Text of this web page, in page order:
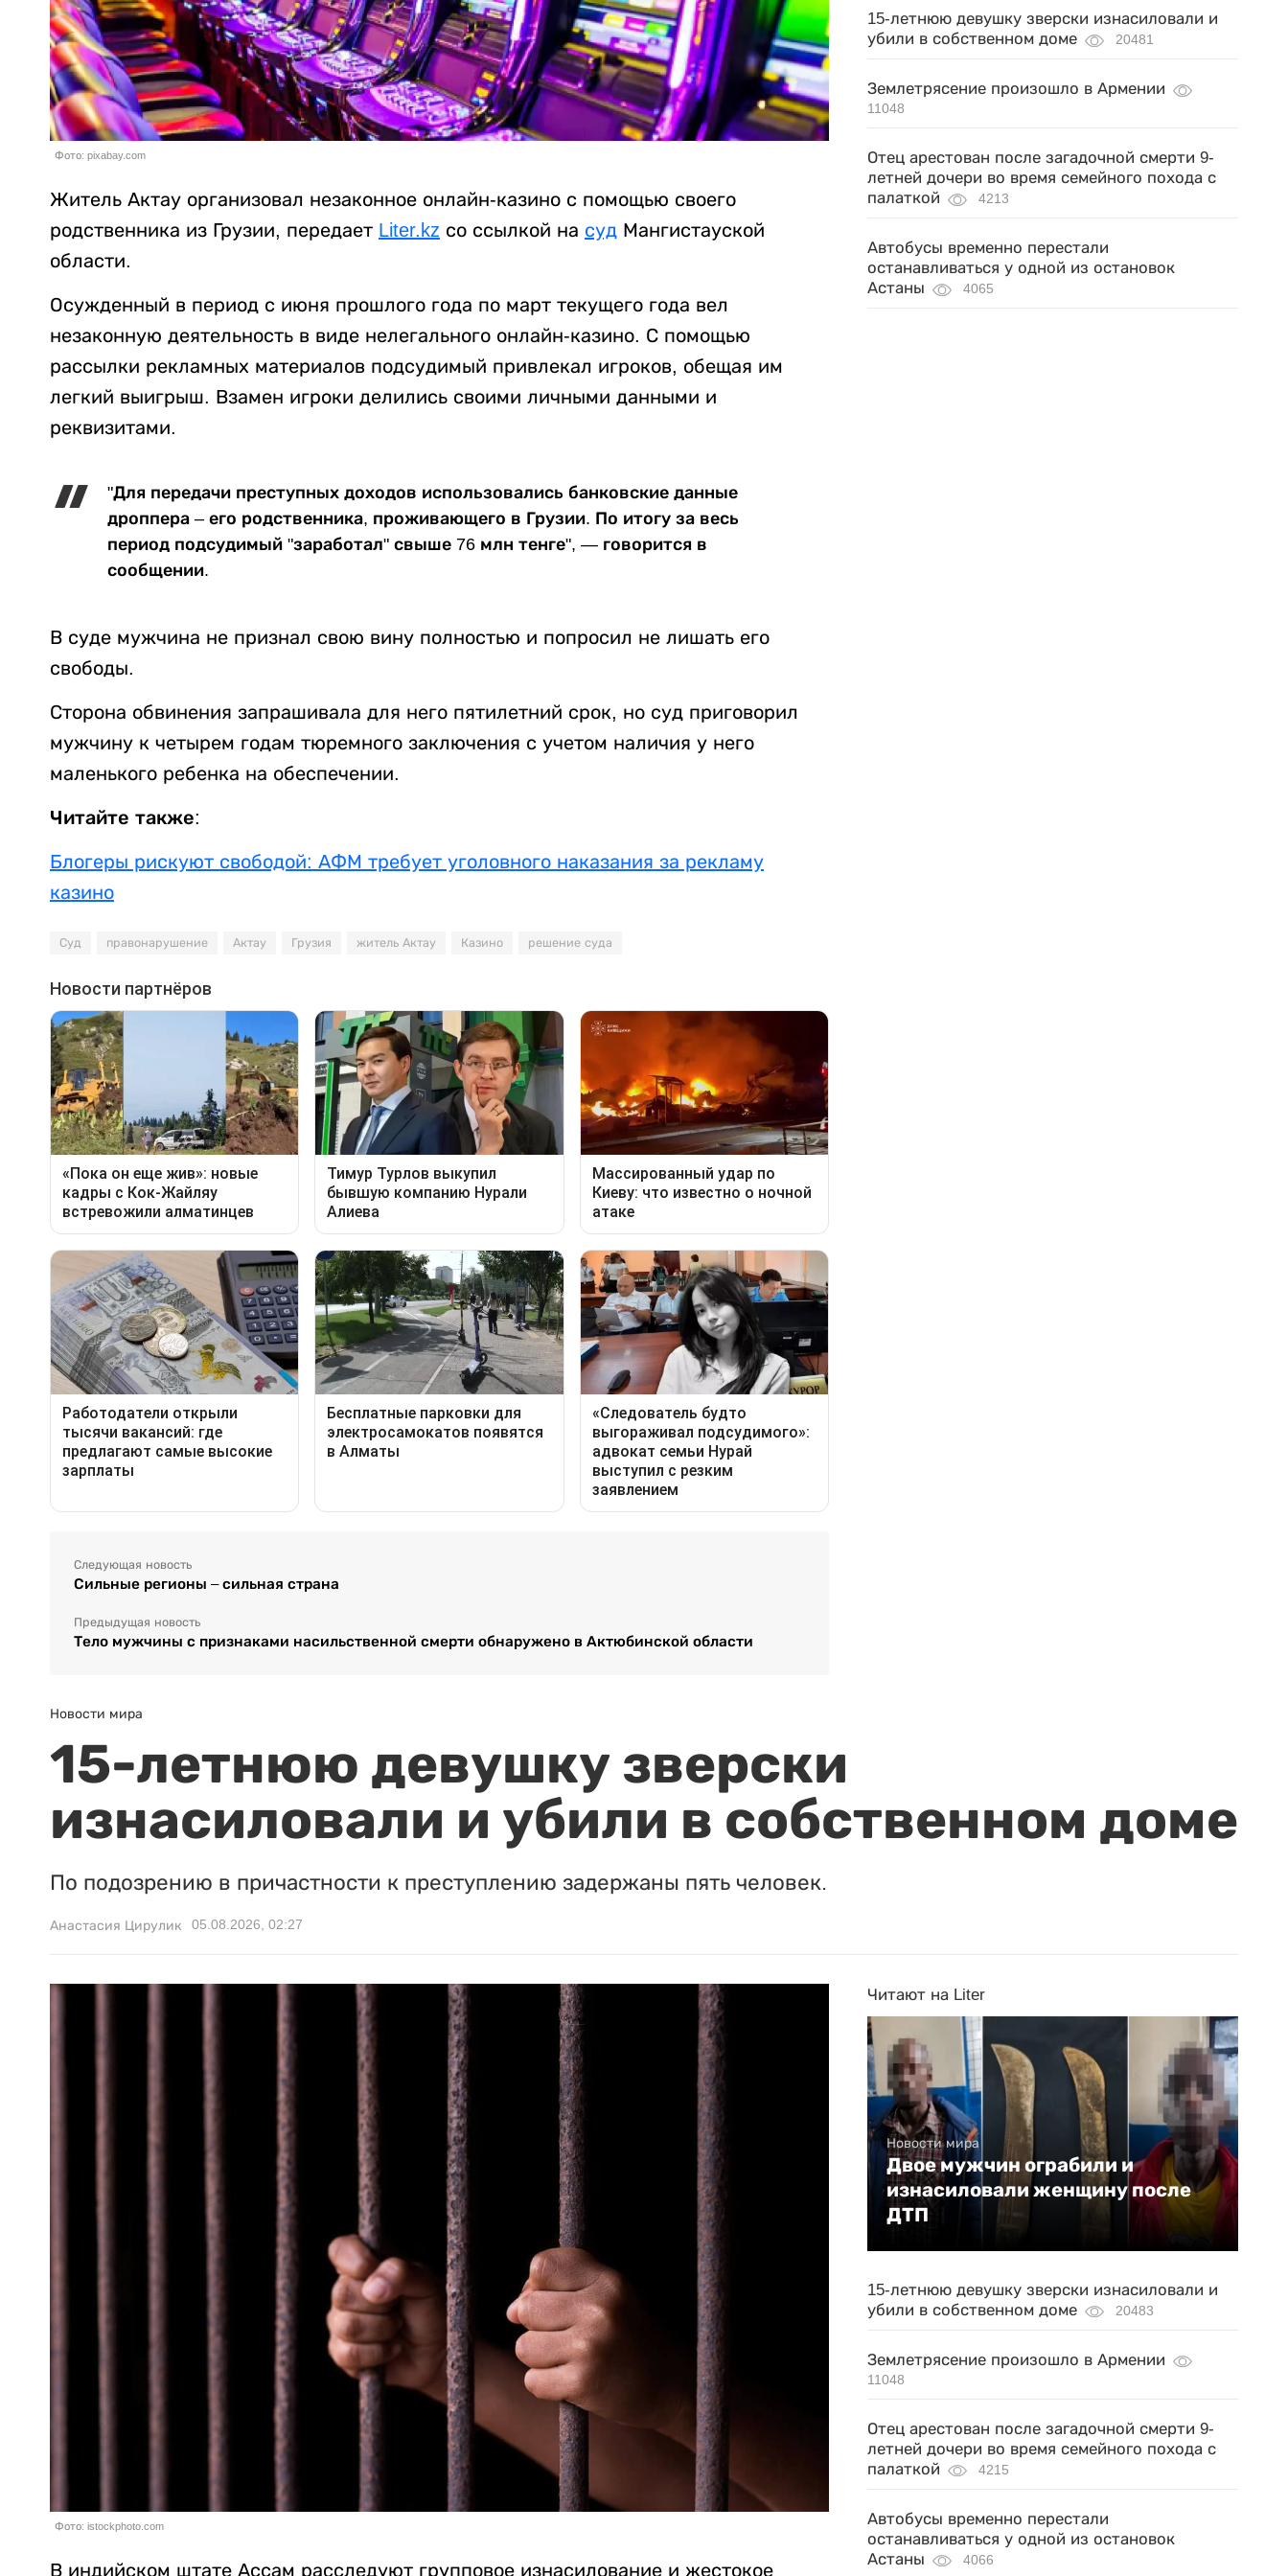
Фото: pixabay.com
Житель Актау организовал незаконное онлайн-казино с помощью своего
родственника из Грузии, передает Liter.kz со ссылкой на суд Мангистауской
области.
Осужденный в период с июня прошлого года по март текущего года вел
незаконную деятельность в виде нелегального онлайн-казино. С помощью
рассылки рекламных материалов подсудимый привлекал игроков, обещая им
легкий выигрыш. Взамен игроки делились своими личными данными и
реквизитами.
"Для передачи преступных доходов использовались банковские данные
дроппера – его родственника, проживающего в Грузии. По итогу за весь
период подсудимый "заработал" свыше 76 млн тенге", — говорится в
сообщении.
В суде мужчина не признал свою вину полностью и попросил не лишать его
свободы.
Сторона обвинения запрашивала для него пятилетний срок, но суд приговорил
мужчину к четырем годам тюремного заключения с учетом наличия у него
маленького ребенка на обеспечении.
Читайте также:
Блогеры рискуют свободой: АФМ требует уголовного наказания за рекламу
казино
Суд правонарушение Актау Грузия житель Актау Казино решение суда
Следующая новость
Сильные регионы – сильная страна
Предыдущая новость
Тело мужчины с признаками насильственной смерти обнаружено в Актюбинской области
15-летнюю девушку зверски изнасиловали и
убили в собственном доме
20481
Землетрясение произошло в Армении
11048
Отец арестован после загадочной смерти 9-
летней дочери во время семейного похода с
палаткой
4213
Автобусы временно перестали
останавливаться у одной из остановок
Астаны
4065
Новости мира
15-летнюю девушку зверски
изнасиловали и убили в собственном доме
По подозрению в причастности к преступлению задержаны пять человек.
Анастасия Цирулик 05.08.2026, 02:27
Фото: istockphoto.com
В индийском штате Ассам расследуют групповое изнасилование и жестокое
Читают на Liter
Новости мира
Двое мужчин ограбили и
изнасиловали женщину после
ДТП
15-летнюю девушку зверски изнасиловали и
убили в собственном доме
20483
Землетрясение произошло в Армении
11048
Отец арестован после загадочной смерти 9-
летней дочери во время семейного похода с
палаткой
4215
Автобусы временно перестали
останавливаться у одной из остановок
Астаны
4066